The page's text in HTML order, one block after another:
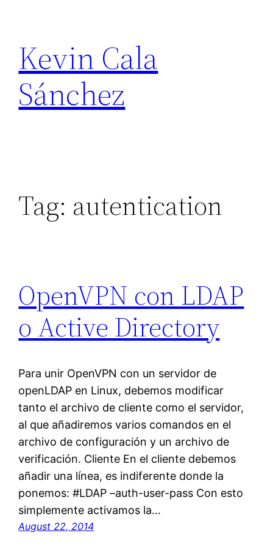
content
Kevin Cala
Sánchez
Tag: autentication
OpenVPN con LDAP
o Active Directory
Para unir OpenVPN con un servidor de
openLDAP en Linux, debemos modificar
tanto el archivo de cliente como el servidor,
al que añadiremos varios comandos en el
archivo de configuración y un archivo de
verificación. Cliente En el cliente debemos
añadir una línea, es indiferente donde la
ponemos: #LDAP –auth-user-pass Con esto
simplemente activamos la…
August 22, 2014